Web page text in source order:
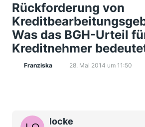
Rückforderung von
Was das BGH-Urteil
Kreditnehmer
Franziska 28. Mai 2014 um 11:50
locke